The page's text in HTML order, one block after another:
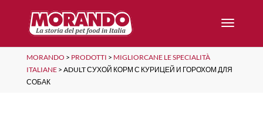
MORANDO > PRODOTTI > MIGLIORCANE LE SPECIALITÀ
ITALIANE> ADULT СУХОЙ КОРМ С КУРИЦЕЙ И ГОРОХОМ ДЛЯ
СОБАК